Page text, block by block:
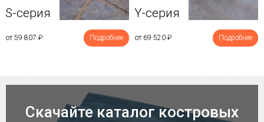
S-серия
от 59 807 ₽ Подробнее
Y-серия
от 69 520 ₽ Подробнее
Скачайте каталог костровых